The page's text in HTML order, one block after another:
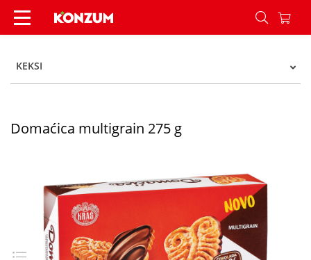
Domaćica multigrain 275 g - Konzum
KEKSI
Domaćica multigrain 275 g